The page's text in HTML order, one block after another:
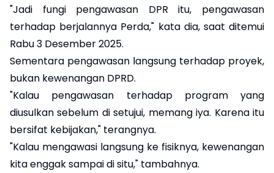
"Jadi fungi pengawasan DPR itu, pengawasan
terhadap berjalannya Perda," kata dia, saat ditemui
Rabu 3 Desember 2025.
Sementara pengawasan langsung terhadap proyek,
bukan kewenangan DPRD.
"Kalau pengawasan terhadap program yang
diusulkan sebelum di setujui, memang iya. Karena itu
bersifat kebijakan," terangnya.
"Kalau mengawasi langsung ke fisiknya, kewenangan
kita enggak sampai di situ," tambahnya.